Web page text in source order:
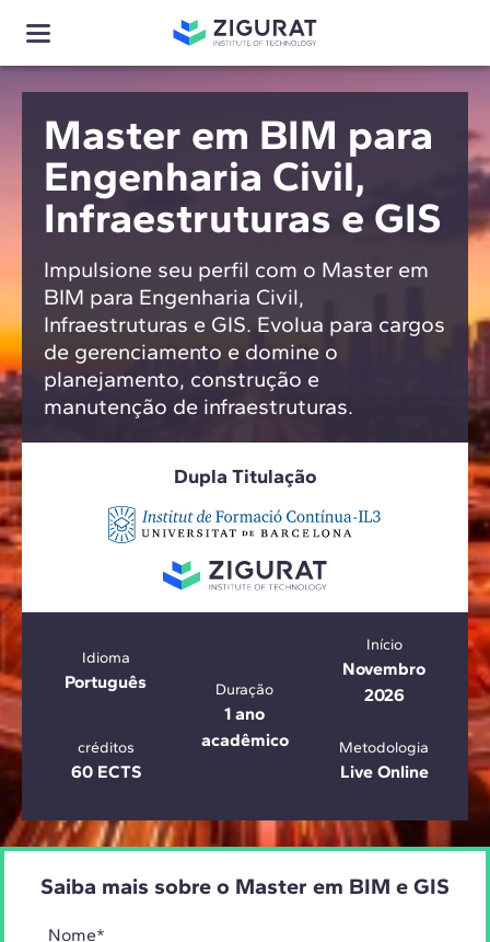
Master em BIM para
Engenharia Civil,
Infraestruturas e GIS
Impulsione seu perfil com o Master em
BIM para Engenharia Civil,
Infraestruturas e GIS. Evolua para cargos
de gerenciamento e domine o
planejamento, construção e
manutenção de infraestruturas.
Dupla Titulação
Idioma
Português Duração
1 ano
acadêmico
Início
Novembro
2026
créditos
60 ECTS
Metodologia
Live Online
Saiba mais sobre o Master em BIM e GIS